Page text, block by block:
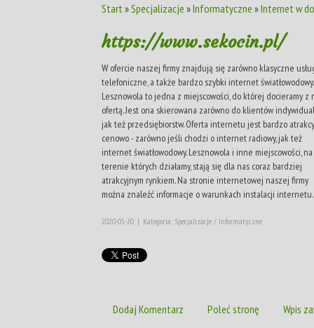
Start »Specjalizacje »Informatyczne »Internet w
https://www.sekocin.pl/
W ofercie naszej firmy znajdują się zarówno klasyczne
telefoniczne, a także bardzo szybki internet światłowodowy.
Lesznowola to jedna z miejscowości, do której docieramy z
ofertą. Jest ona skierowana zarówno do klientów
jak też przedsiębiorstw. Oferta internetu jest bardzo
cenowo - zarówno jeśli chodzi o internet radiowy, jak też
internet światłowodowy. Lesznowola i inne miejscowości, na
terenie których działamy, stają się dla nas coraz bardziej
atrakcyjnym rynkiem. Na stronie internetowej naszej firmy
można znaleźć informacje o warunkach instalacji internetu.
2020-05-20 | Kategoria: Specjalizacje / Informatyczne
Dodaj Komentarz Poleć stronę Wpis